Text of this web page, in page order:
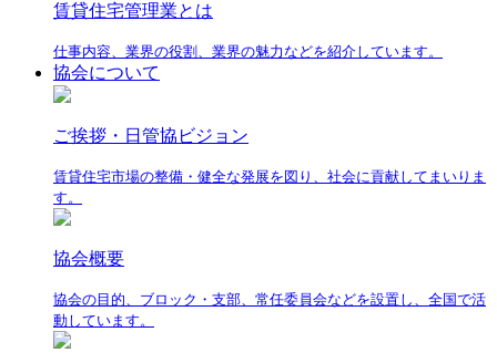
賃貸住宅管理業とは
仕事内容、業界の役割、業界の魅力などを紹介しています。
協会について
ご挨拶・日管協ビジョン
賃貸住宅市場の整備・健全な発展を図り、社会に貢献してまいりま
す。
協会概要
協会の目的、ブロック・支部、常任委員会などを設置し、全国で活
動しています。